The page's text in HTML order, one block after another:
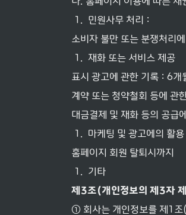
1
민원사무 처리 :
소비자 불만 또는 분쟁처리
1
재화 또는 서비스 제공
표시 광고에 관한 기록 : 6
계약 또는 청약철회 등에 관
대금결제 및 재화 등의 공
1
마케팅 및 광고에의 활용
홈페이지 회원 탈퇴시까지
1
기타
제 3조(개인정보의 제 3자
① 회사는 개인정보를 제1조(